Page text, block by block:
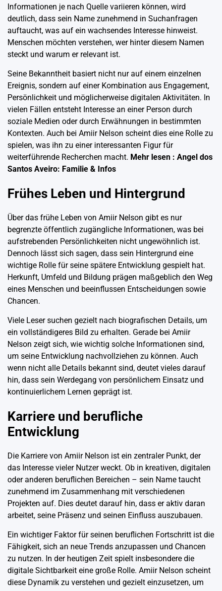
Informationen je nach Quelle variieren können, wird
deutlich, dass sein Name zunehmend in Suchanfragen
auftaucht, was auf ein wachsendes Interesse hinweist.
Menschen möchten verstehen, wer hinter diesem Namen
steckt und warum er relevant ist.
Seine Bekanntheit basiert nicht nur auf einem einzelnen
Ereignis, sondern auf einer Kombination aus Engagement,
Persönlichkeit und möglicherweise digitalen Aktivitäten. In
vielen Fällen entsteht Interesse an einer Person durch
soziale Medien oder durch Erwähnungen in bestimmten
Kontexten. Auch bei Amiir Nelson scheint dies eine Rolle zu
spielen, was ihn zu einer interessanten Figur für
weiterführende Recherchen macht. Mehr lesen : Angel dos
Santos Aveiro: Familie & Infos
Frühes Leben und Hintergrund
Über das frühe Leben von Amiir Nelson gibt es nur
begrenzte öffentlich zugängliche Informationen, was bei
aufstrebenden Persönlichkeiten nicht ungewöhnlich ist.
Dennoch lässt sich sagen, dass sein Hintergrund eine
wichtige Rolle für seine spätere Entwicklung gespielt hat.
Herkunft, Umfeld und Bildung prägen maßgeblich den Weg
eines Menschen und beeinflussen Entscheidungen sowie
Chancen.
Viele Leser suchen gezielt nach biografischen Details, um
ein vollständigeres Bild zu erhalten. Gerade bei Amiir
Nelson zeigt sich, wie wichtig solche Informationen sind,
um seine Entwicklung nachvollziehen zu können. Auch
wenn nicht alle Details bekannt sind, deutet vieles darauf
hin, dass sein Werdegang von persönlichem Einsatz und
kontinuierlichem Lernen geprägt ist.
Karriere und berufliche
Entwicklung
Die Karriere von Amiir Nelson ist ein zentraler Punkt, der
das Interesse vieler Nutzer weckt. Ob in kreativen, digitalen
oder anderen beruflichen Bereichen – sein Name taucht
zunehmend im Zusammenhang mit verschiedenen
Projekten auf. Dies deutet darauf hin, dass er aktiv daran
arbeitet, seine Präsenz und seinen Einfluss auszubauen.
Ein wichtiger Faktor für seinen beruflichen Fortschritt ist die
Fähigkeit, sich an neue Trends anzupassen und Chancen
zu nutzen. In der heutigen Zeit spielt insbesondere die
digitale Sichtbarkeit eine große Rolle. Amiir Nelson scheint
diese Dynamik zu verstehen und gezielt einzusetzen, um